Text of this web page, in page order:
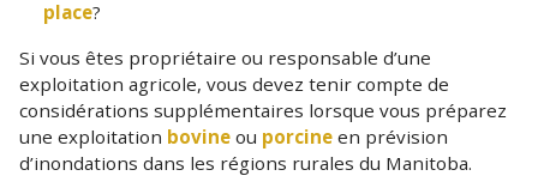
place?
Si vous êtes propriétaire ou responsable d’une
exploitation agricole, vous devez tenir compte de
considérations supplémentaires lorsque vous préparez
une exploitation bovine ou porcine en prévision
d’inondations dans les régions rurales du Manitoba.